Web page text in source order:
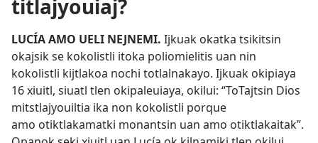
titlajyouiaj?
LUCÍA AMO UELI NEJNEMI. Ijkuak okatka tsikitsin
okajsik se kokolistli itoka poliomielitis uan nin
kokolistli kijtlakoa nochi totlalnakayo. Ijkuak okipiaya
16 xiuitl, siuatl tlen okipaleuiaya, okilui: “ToTajtsin Dios
mitstlajyouiltia ika non kokolistli porque
amo otiktlakamatki monantsin uan amo otiktlakaitak”.